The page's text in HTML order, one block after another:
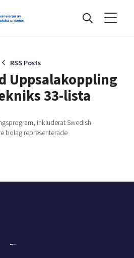
RSS Posts
Uppsalakoppling
33-lista
inkluderat Swedish
bolag representerade